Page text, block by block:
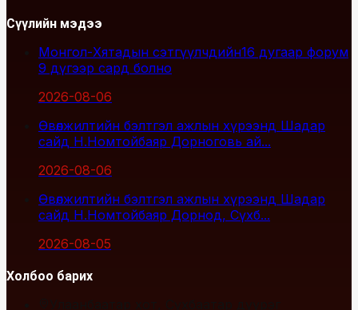
Сүүлийн мэдээ
Монгол-Хятадын сэтгүүлчдийн16 дугаар форум
9 дүгээр сард болно
2026-08-06
Өвөлжилтийн бэлтгэл ажлын хүрээнд Шадар
сайд Н.Номтойбаяр Дорноговь ай...
2026-08-06
Өвөлжилтийн бэлтгэл ажлын хүрээнд Шадар
сайд Н.Номтойбаяр Дорнод, Сүхб...
2026-08-05
Холбоо барих